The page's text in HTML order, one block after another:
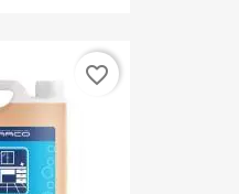
favorite_border